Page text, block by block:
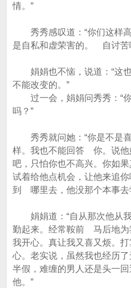
情。”
秀秀感叹道：“你们这样高
是自私和虚荣害的。 自讨苦
娟娟也不恼，说道：“这也
不能改变的。”
过一会，娟娟问秀秀：“你
吗？”
秀秀就问她：“你是不是喜
样。我也不能回答 你。说他
吧，只怕你也不高兴。你如
试着给他点机会，让他来追
到 哪里去，他没那个本事去
娟娟道：“自从那次他从我
勤起来。经常鞍前 马后地为
我开心。真让我又喜又烦。
心。老实说，虽然我也经历
半假，难缠的男人还是头一
他。”